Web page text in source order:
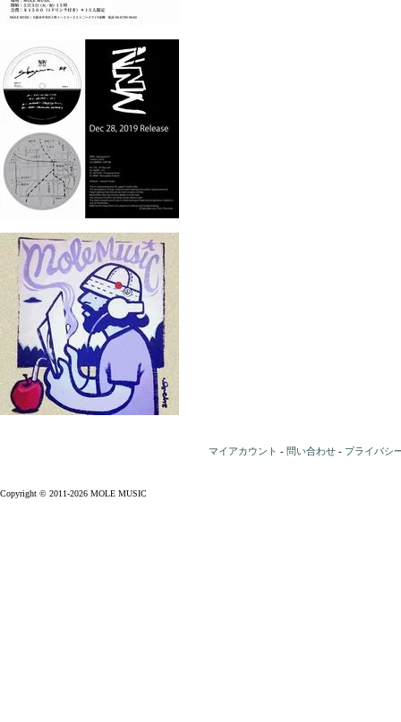
マイアカウント - 問い合わせ - プライバシ
Copyright © 2011-2026 MOLE MUSIC